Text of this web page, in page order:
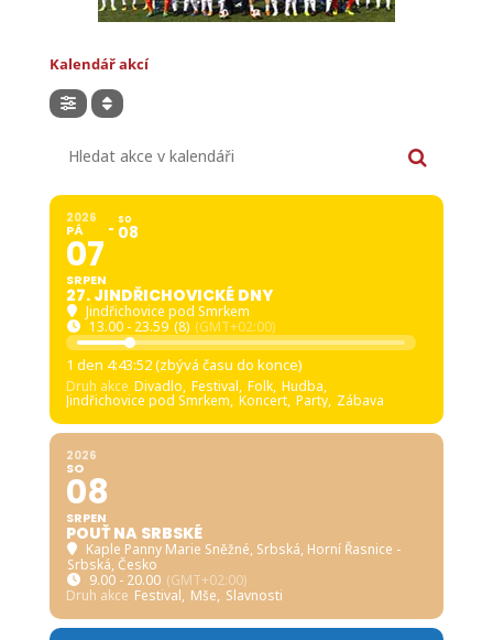
Kalendář akcí
2026
PÁ
07
SRPEN
SO
08
27. JINDŘICHOVICKÉ DNY
Jindřichovice pod Smrkem
13.00 - 23.59 (8) (GMT+02:00)
1 den 4:43:50 (zbývá času do konce)
Druh akce Divadlo, Festival, Folk, Hudba,
Jindřichovice pod Smrkem, Koncert, Party, Zábava
2026
SO
08
SRPEN
POUŤ NA SRBSKÉ
Kaple Panny Marie Sněžné, Srbská, Horní Řasnice -
Srbská, Česko
9.00 - 20.00 (GMT+02:00)
Druh akce Festival, Mše, Slavnosti